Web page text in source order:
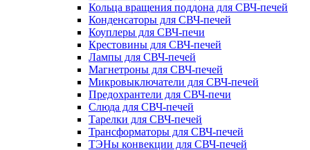
Кольца вращения поддона для СВЧ-печей
Конденсаторы для СВЧ-печей
Коуплеры для СВЧ-печи
Крестовины для СВЧ-печей
Лампы для СВЧ-печей
Магнетроны для СВЧ-печей
Микровыключатели для СВЧ-печей
Предохрантели для СВЧ-печи
Слюда для СВЧ-печей
Тарелки для СВЧ-печей
Трансформаторы для СВЧ-печей
ТЭНы конвекции для СВЧ-печей